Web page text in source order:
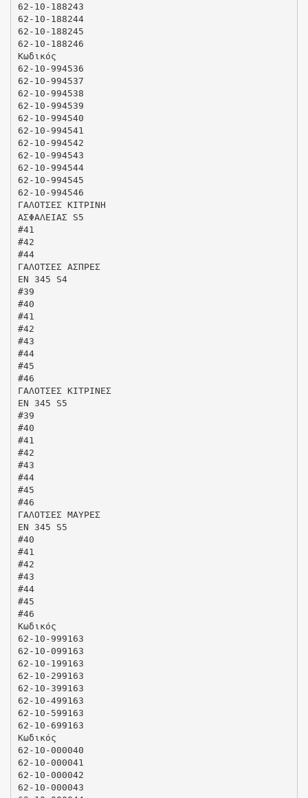
62-10-188243
62-10-188244
62-10-188245
62-10-188246
Κωδικός
62-10-994536
62-10-994537
62-10-994538
62-10-994539
62-10-994540
62-10-994541
62-10-994542
62-10-994543
62-10-994544
62-10-994545
62-10-994546
ΓΑΛΟΤΣΕΣ ΚΙΤΡΙΝΗ
ΑΣΦΑΛΕΙΑΣ S5
#41
#42
#44
ΓΑΛΟΤΣΕΣ ΑΣΠΡΕΣ
ΕΝ 345 S4
#39
#40
#41
#42
#43
#44
#45
#46
ΓΑΛΟΤΣΕΣ ΚΙΤΡΙΝΕΣ
ΕΝ 345 S5
#39
#40
#41
#42
#43
#44
#45
#46
ΓΑΛΟΤΣΕΣ ΜΑΥΡΕΣ
ΕΝ 345 S5
#40
#41
#42
#43
#44
#45
#46
Κωδικός
62-10-999163
62-10-099163
62-10-199163
62-10-299163
62-10-399163
62-10-499163
62-10-599163
62-10-699163
Κωδικός
62-10-000040
62-10-000041
62-10-000042
62-10-000043